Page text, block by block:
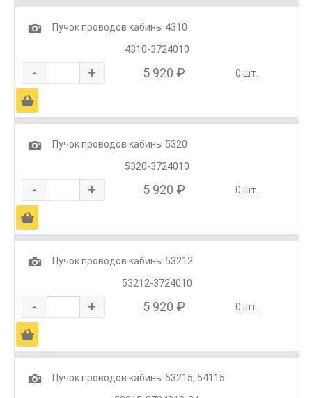
1
Пучок проводов кабины 4310
4310-3724010
- + 5 920 ₽ 0 шт.
Ä
1
Пучок проводов кабины 5320
5320-3724010
- + 5 920 ₽ 0 шт.
Ä
1
Пучок проводов кабины 53212
53212-3724010
- + 5 920 ₽ 0 шт.
Ä
1
Пучок проводов кабины 53215, 54115